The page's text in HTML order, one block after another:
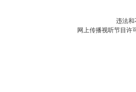
违法和
网上传播视听节目许